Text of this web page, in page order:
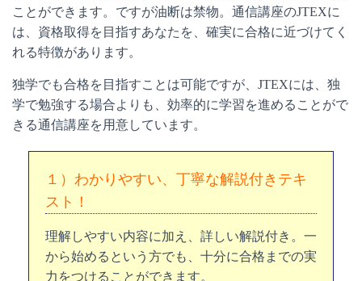
ことができます。ですが油断は禁物。通信講座のJTEXに
は、資格取得を目指すあなたを、確実に合格に近づけてく
れる特徴があります。
独学でも合格を目指すことは可能ですが、JTEXには、独
学で勉強する場合よりも、効率的に学習を進めることがで
きる通信講座を用意しています。
１）わかりやすい、丁寧な解説付きテキ
スト！
理解しやすい内容に加え、詳しい解説付き。一
から始めるという方でも、十分に合格までの実
力をつけることができます。